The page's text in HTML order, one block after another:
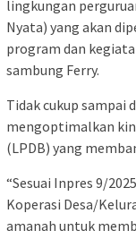
lingkungan
Nyata) yang akan
program dan
sambung Ferry.
Tidak cukup sampai
mengoptimalkan
(LPDB) yang
“Sesuai Inpres 9/
Koperasi Desa/
amanah untuk